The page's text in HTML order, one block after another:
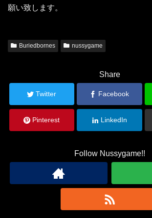
願い致します。
Buriedbornes nussygame
Share
Twitter Facebook
Pinterest LinkedIn
Follow Nussygame!!